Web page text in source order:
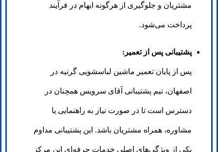
مشتریان و جلوگیری از هرگونه ابهام در فرآیند
پرداخت می‌شود.
پشتیبانی پس از تعمیر:
پس از پایان تعمیر ماشین لباسشویی گرنیه در
اصفهان، تیم پشتیبانی آقای سرویس همچنان در
دسترس است تا در صورت نیاز به راهنمایی یا
مشاوره، همراه مشتریان باشد. این پشتیبانی مداوم
یکی از ویژگی‌های اصلی خدمات حرفه‌ای این مرکز